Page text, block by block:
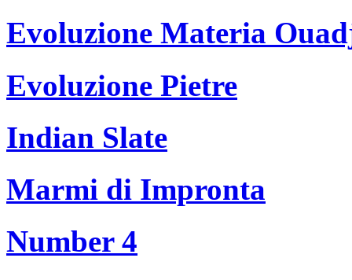
Evoluzione Materia
Evoluzione Pietre
Indian Slate
Marmi di Impronta
Number 4